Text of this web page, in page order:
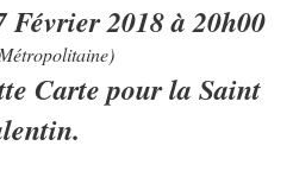
Février 2018 à 20h00
Carte pour la Saint